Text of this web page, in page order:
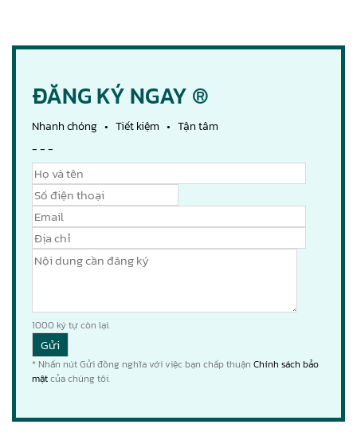
ĐĂNG KÝ NGAY ®
Nhanh chóng • Tiết kiệm • Tận tâm
- - -
1000 ký tự còn lại.
* Nhấn nút Gửi đồng nghĩa với việc bạn chấp thuận Chính sách bảo
mậtcủa chúng tôi.